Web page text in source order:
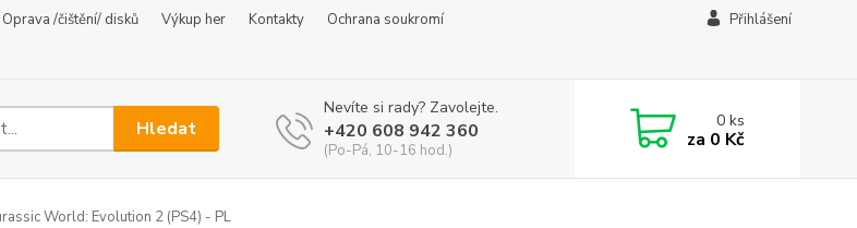
Oprava /čištění/ disků Výkup her Kontakty
Ochrana soukromí
Přihlášení
Hledat
Nevíte si rady? Zavolejte.
+420 608 942 360
(Po-Pá, 10-16 hod.)
0ks
za 0 Kč
World: Evolution 2 (PS4) - PL